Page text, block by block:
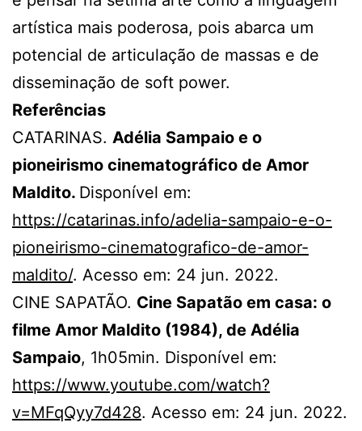
artística mais poderosa, pois abarca um
potencial de articulação de massas e de
disseminação de soft power.
Referências
CATARINAS. Adélia Sampaio e o
pioneirismo cinematográfico de Amor
Maldito. Disponível em:
https://catarinas.info/adelia-sampaio-e-o-
pioneirismo-cinematografico-de-amor-
maldito/. Acesso em: 24 jun. 2022.
CINE SAPATÃO. Cine Sapatão em casa: o
filme Amor Maldito (1984), de Adélia
Sampaio, 1h05min. Disponível em:
https://www.youtube.com/watch?
v=MFqQyy7d428. Acesso em: 24 jun. 2022.